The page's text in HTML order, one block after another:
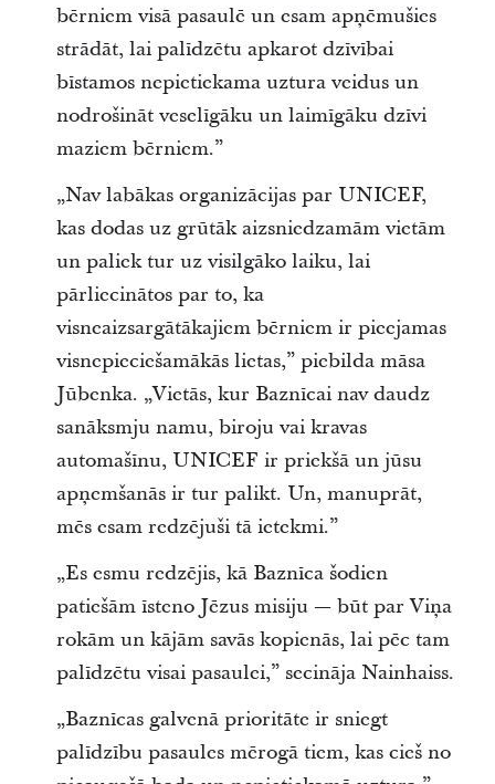
bērniem visā pasaulē un esam apņēmušies
strādāt, lai palīdzētu apkarot dzīvībai
bīstamos nepietiekama uztura veidus un
nodrošināt veselīgāku un laimīgāku dzīvi
maziem bērniem.”
„Nav labākas organizācijas par UNICEF,
kas dodas uz grūtāk aizsniedzamām vietām
un paliek tur uz visilgāko laiku, lai
pārliecinātos par to, ka
visneaizsargātākajiem bērniem ir pieejamas
visnepieciešamākās lietas,” piebilda māsa
Jūbenka. „Vietās, kur Baznīcai nav daudz
sanāksmju namu, biroju vai kravas
automašīnu, UNICEF ir priekšā un jūsu
apņemšanās ir tur palikt. Un, manuprāt,
mēs esam redzējuši tā ietekmi.”
„Es esmu redzējis, kā Baznīca šodien
patiešām īsteno Jēzus misiju — būt par Viņa
rokām un kājām savās kopienās, lai pēc tam
palīdzētu visai pasaulei,” secināja Nainhaiss.
„Baznīcas galvenā prioritāte ir sniegt
palīdzību pasaules mērogā tiem, kas cieš no